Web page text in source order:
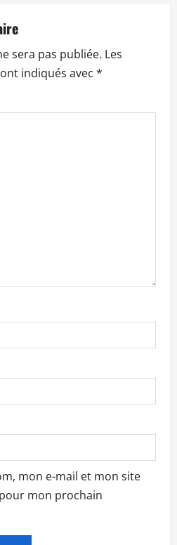
sera pas publiée. Les
indiqués avec *
mon e-mail et mon site
mon prochain